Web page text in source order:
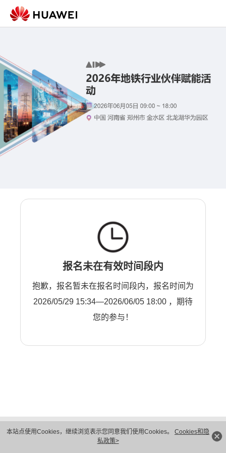
本站点使用Cookies，继续浏览表示您同意我们使用Cookies。 Cookies和隐
私政策>
报名未在有效时间段内
抱歉，报名暂未在报名时间段内，报名时间为
2026/05/29 15:34—2026/06/05 18:00 ，期待
您的参与！
隐私保护
法律声明